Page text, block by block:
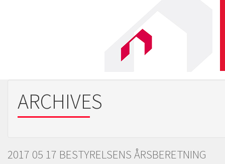
ARCHIVES
2017 05 17 BESTYRELSENS ÅRSBERETNING